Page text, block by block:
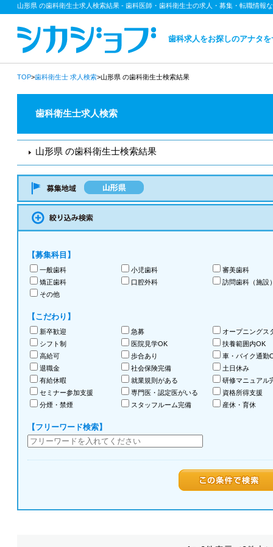
山形県 の歯科衛生士求人検索結果 - 歯科医師・歯科衛生士の求人・募集・転職情報
歯科求人をお探しのアナタ
TOP>歯科衛生士求人検索>山形県 の歯科衛生士検索結果
歯科衛生士求人検索
山形県 の歯科衛生士検索結果
【募集科目】
一般歯科 小児歯科
審美歯科
矯正歯科
口腔外科
訪問歯科（施設
その他
【こだわり】
新卒歓迎 急募
オープニングス
シフト制
医院見学OK
扶養範囲内OK
高給可
歩合あり
車・バイク通勤
退職金
社会保険完備
土日休み
有給休暇
就業規則がある
研修マニュアル
セミナー参加支援
専門医・認定医がいる
資格所得支援
分煙・禁煙
スタッフルーム完備 産休・育休
【フリーワード検索】